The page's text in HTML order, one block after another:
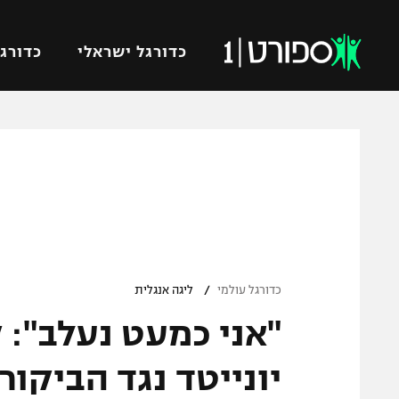
כדורגל ישראלי
ברחבה
"מעל הליגה" – פודקאסט
מכבי
בית"ר
כדורגל עולמי / ליגה אנגלית
"אני כמעט
יונייטד נגד